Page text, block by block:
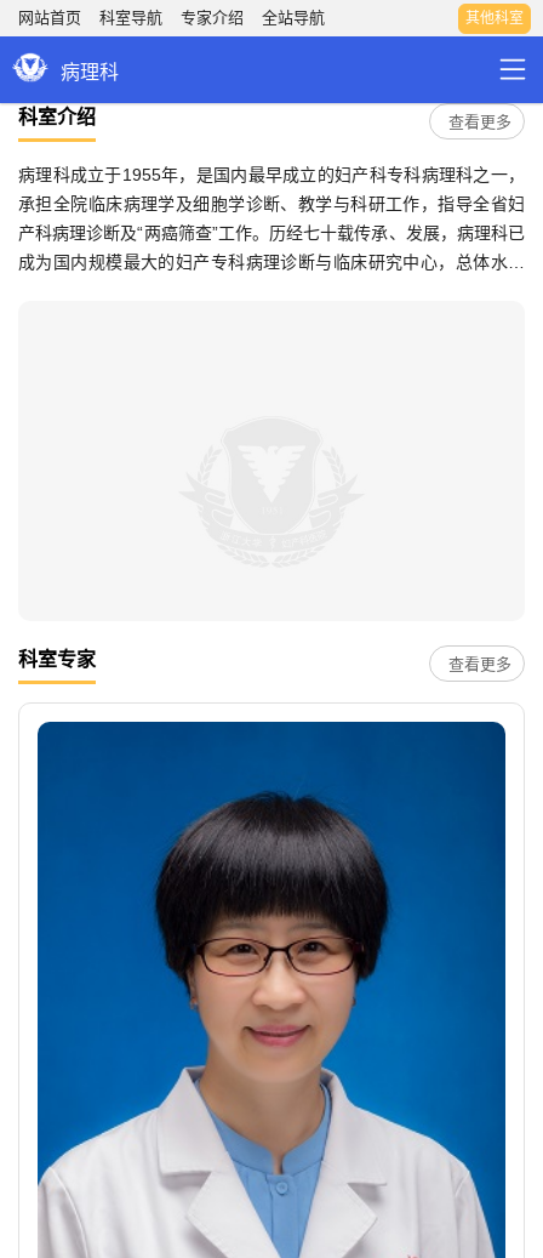
病理科
网站首页 科室导航 专家介绍 全站导航 其他科室
科室介绍 查看更多
病理科成立于1955年，是国内最早成立的妇产科专科病理科之一，
承担全院临床病理学及细胞学诊断、教学与科研工作，指导全省妇
产科病理诊断及“两癌筛查”工作。历经七十载传承、发展，病理科已
成为国内规模最大的妇产专科病理诊断与临床研究中心，总体水平
科室专家 查看更多